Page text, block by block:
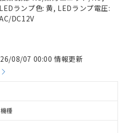
LEDランプ色: 黄, LEDランプ電圧:
DC12V
08/07 00:00 情報更新
種